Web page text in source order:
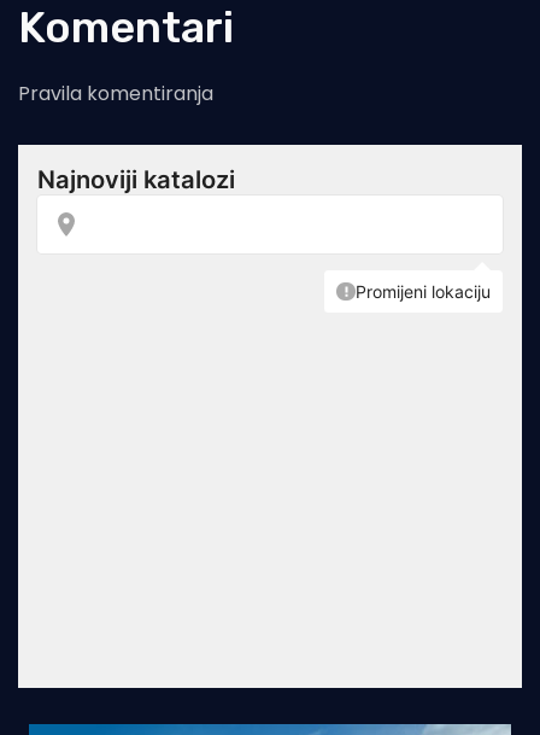
Komentari
Pravila komentiranja